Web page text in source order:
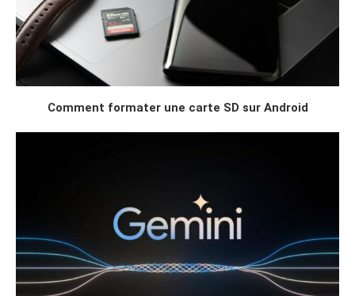
Comment formater une carte SD sur Android